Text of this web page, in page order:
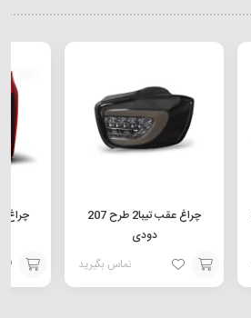
چراغ عقب تیبا2 طرح 207
دودی
تماس بگیرید
افزودن
افزودن